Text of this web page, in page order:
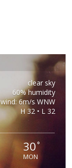
clear sky
60% humidity
wind: 6m/s WNW
H 32 • L 32
30°
MON